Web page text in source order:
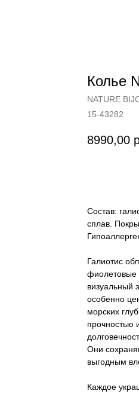
Колье
NATURE
15-43282
8990,00
Состав:
сплав.
Галиотис
фиолетовые
визуальный
особенно
морских
прочностью
Они
выгодным
Каждое